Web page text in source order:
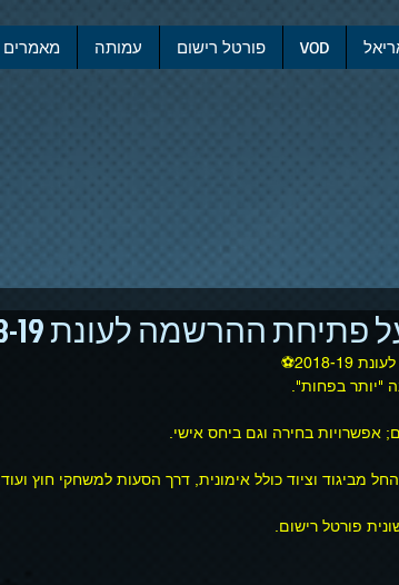
מאמרים עמותה פורטל רישום VOD
ההרשמה לעונת 2018-19⚽
19⚽
"יותר בפחות".
מביגוד וציוד כולל אימונית, דרך הסעות למשחקי חוץ ועוד.